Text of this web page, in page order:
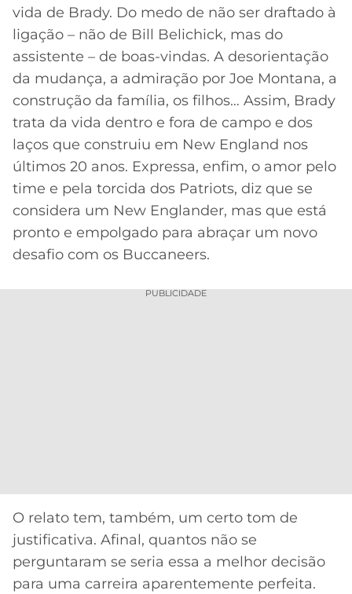
vida de Brady. Do medo de não ser draftado à
ligação – não de Bill Belichick, mas do
assistente – de boas-vindas. A desorientação
da mudança, a admiração por Joe Montana, a
construção da família, os filhos… Assim, Brady
trata da vida dentro e fora de campo e dos
laços que construiu em New England nos
últimos 20 anos. Expressa, enfim, o amor pelo
time e pela torcida dos Patriots, diz que se
considera um New Englander, mas que está
pronto e empolgado para abraçar um novo
desafio com os Buccaneers.
PUBLICIDADE
O relato tem, também, um certo tom de
justificativa. Afinal, quantos não se
perguntaram se seria essa a melhor decisão
para uma carreira aparentemente perfeita.